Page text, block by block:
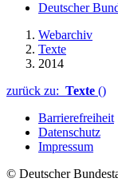
Deutscher
Webarchiv
Texte
2014
zurück zu: Texte ()
Barrierefreiheit
Datenschutz
Impressum
© Deutscher